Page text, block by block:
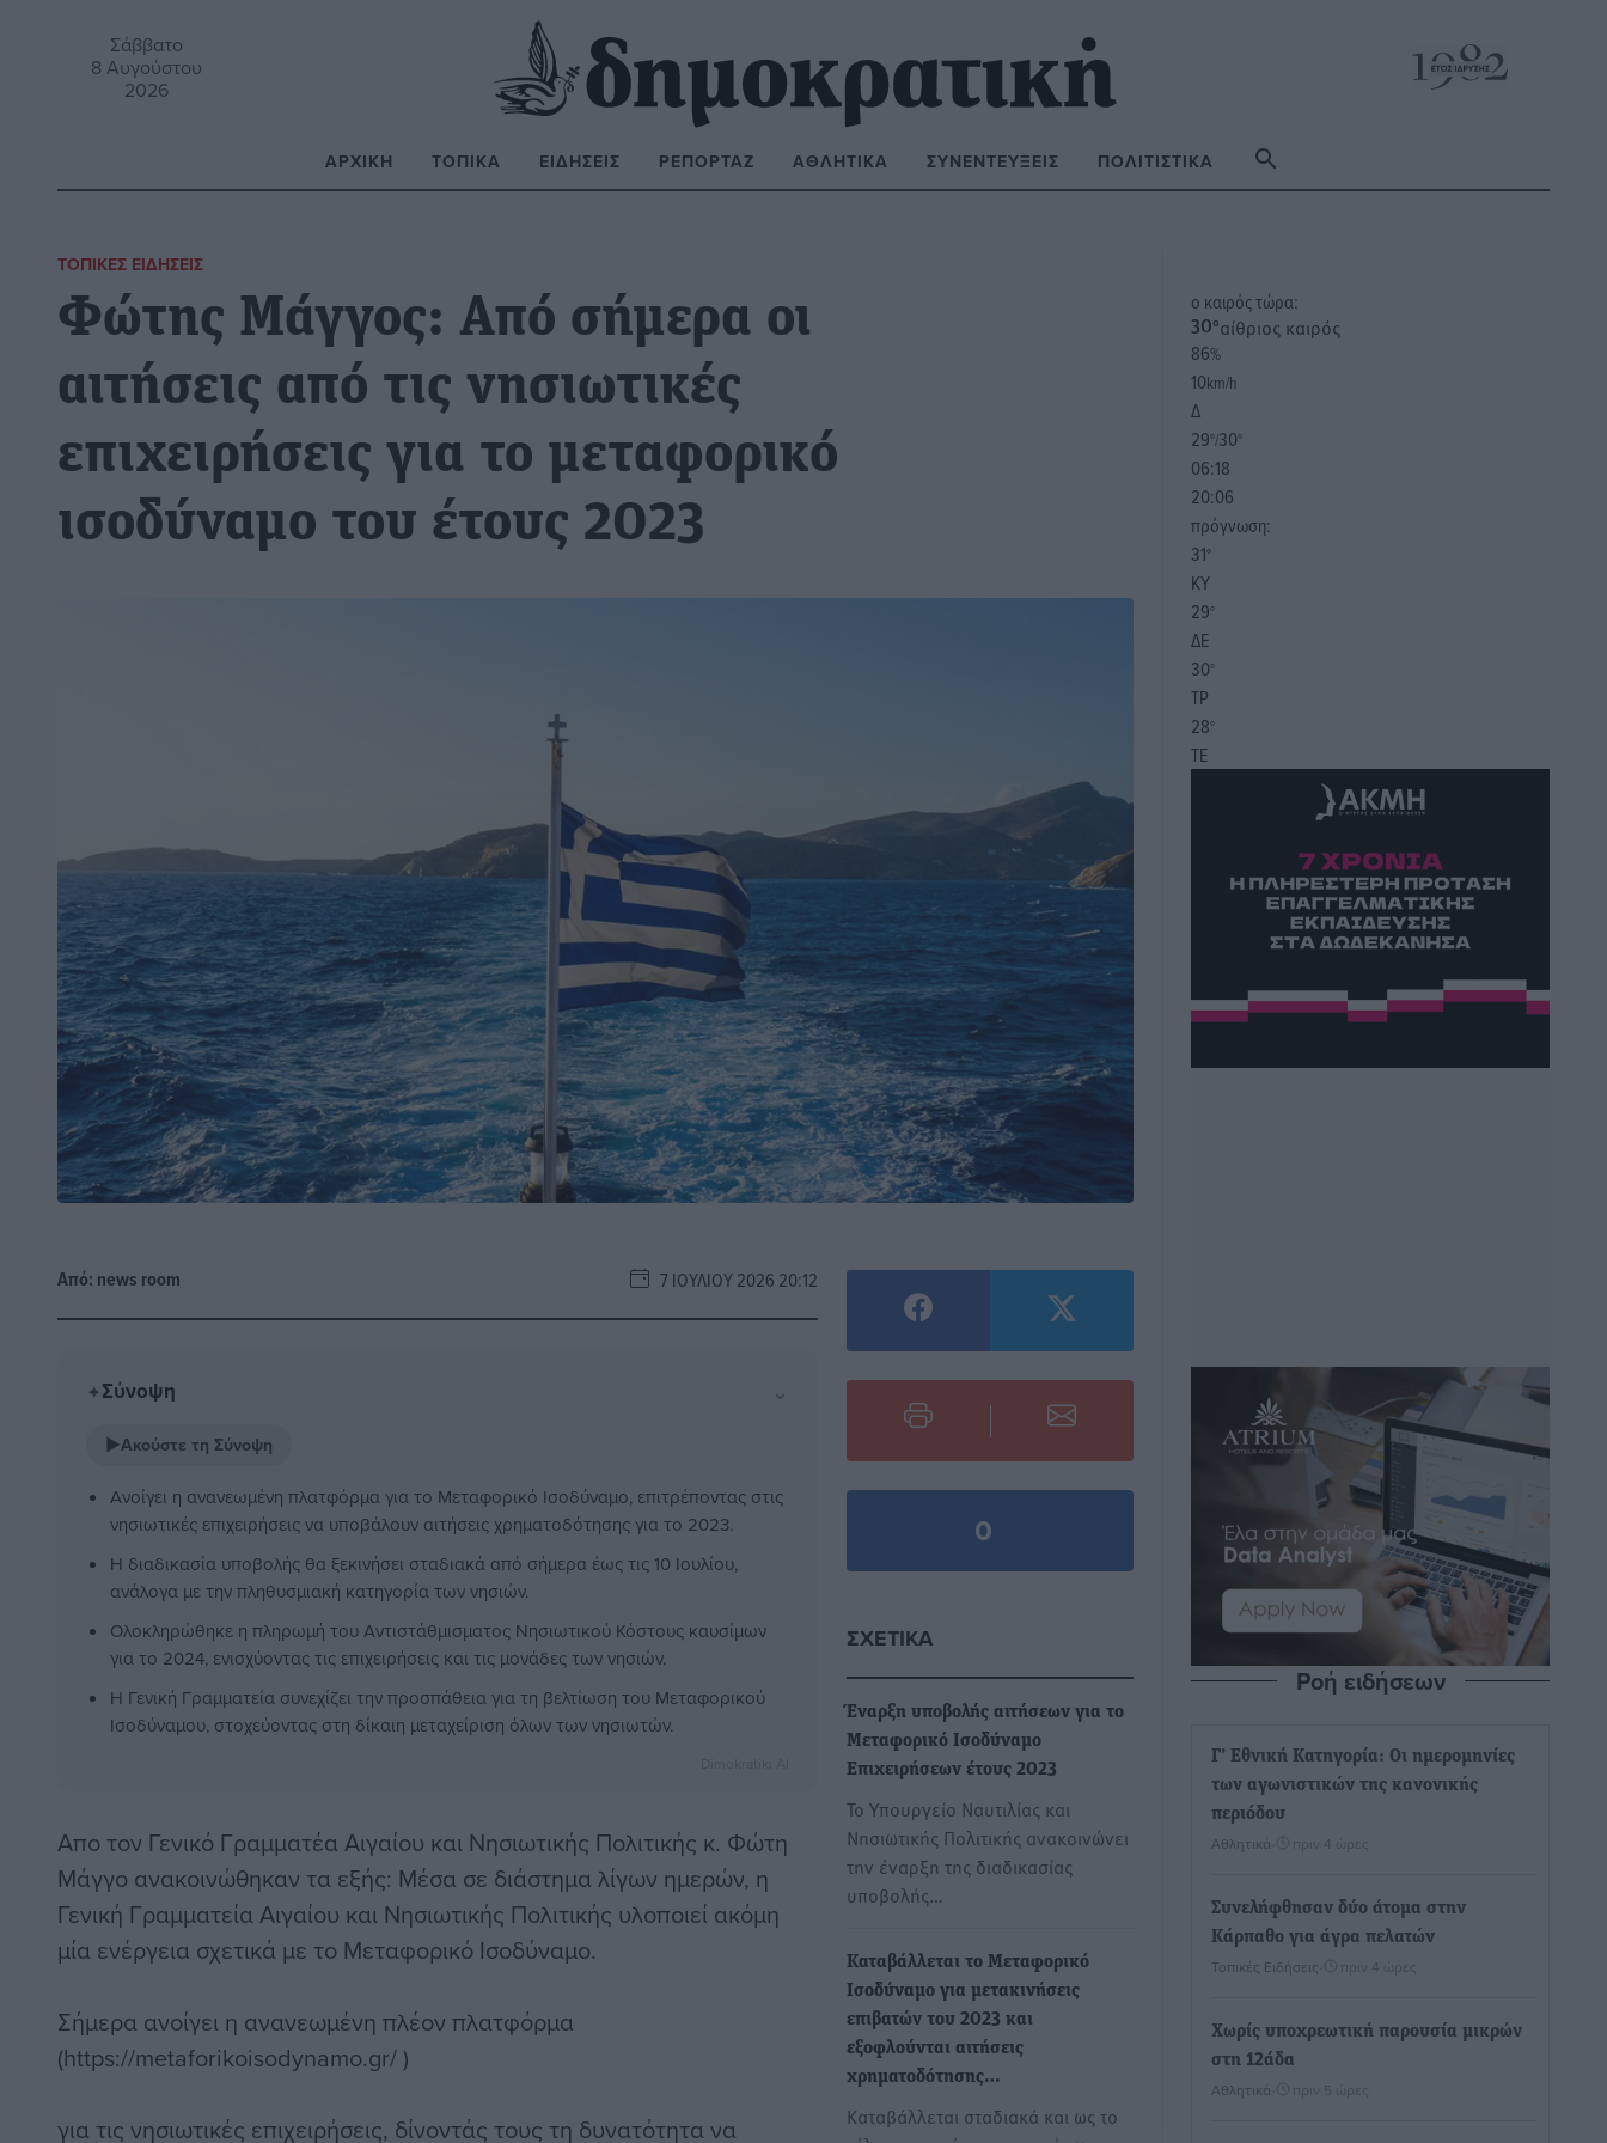
Σάββατο
8 Αυγούστου
2026
ΑΡΧΙΚΉ ΤΟΠΙΚΆ ΕΙΔΉΣΕΙΣ ΡΕΠΟΡΤΆΖ ΑΘΛΗΤΙΚΆ ΣΥΝΕΝΤΕΎΞΕΙΣ ΠΟΛΙΤΙΣΤΙΚΆ
ΤΟΠΙΚΈΣ ΕΙΔΉΣΕΙΣ
Φώτης Μάγγος: Από σήμερα οι
αιτήσεις από τις νησιωτικές
επιχειρήσεις για το μεταφορικό
ισοδύναμο του έτους 2023
Από: news room 7 ΙΟΥΛΊΟΥ 2026 20:12
✦Σύνοψη ⌄
▶Ακούστε τη Σύνοψη
Ανοίγει η ανανεωμένη πλατφόρμα για το Μεταφορικό Ισοδύναμο, επιτρέποντας στις
νησιωτικές επιχειρήσεις να υποβάλουν αιτήσεις χρηματοδότησης για το 2023.
Η διαδικασία υποβολής θα ξεκινήσει σταδιακά από σήμερα έως τις 10 Ιουλίου,
ανάλογα με την πληθυσμιακή κατηγορία των νησιών.
Ολοκληρώθηκε η πληρωμή του Αντιστάθμισματος Νησιωτικού Κόστους καυσίμων
για το 2024, ενισχύοντας τις επιχειρήσεις και τις μονάδες των νησιών.
Η Γενική Γραμματεία συνεχίζει την προσπάθεια για τη βελτίωση του Μεταφορικού
Ισοδύναμου, στοχεύοντας στη δίκαιη μεταχείριση όλων των νησιωτών.
Απο τον Γενικό Γραμματέα Αιγαίου και Νησιωτικής Πολιτικής κ. Φώτη
Μάγγο ανακοινώθηκαν τα εξής: Μέσα σε διάστημα λίγων ημερών, η
Γενική Γραμματεία Αιγαίου και Νησιωτικής Πολιτικής υλοποιεί ακόμη
μία ενέργεια σχετικά με το Μεταφορικό Ισοδύναμο.
Σήμερα ανοίγει η ανανεωμένη πλέον πλατφόρμα
(https://metaforikoisodynamo.gr/ )
για τις νησιωτικές επιχειρήσεις, δίνοντάς τους τη δυνατότητα να
0
ΣΧΕΤΙΚΆ
Έναρξη υποβολής αιτήσεων για το
Μεταφορικό Ισοδύναμο
Επιχειρήσεων έτους 2023
Το Υπουργείο Ναυτιλίας και
Νησιωτικής Πολιτικής ανακοινώνει
την έναρξη της διαδικασίας
υποβολής…
Καταβάλλεται το Μεταφορικό
Ισοδύναμο για μετακινήσεις
επιβατών του 2023 και
εξοφλούνται αιτήσεις
χρηματοδότησης…
Καταβάλλεται σταδιακά και ως το
o καιρός τώρα:
30°αίθριος καιρός
86%
10km/h
Δ
29°/30°
06:18
20:06
πρόγνωση:
31°
ΚΥ
29°
ΔΕ
30°
ΤΡ
28°
ΤΕ
Ροή ειδήσεων
Γ’ Εθνική Κατηγορία: Οι ημερομηνίες
των αγωνιστικών της κανονικής
περιόδου
Αθλητικά πριν 4 ώρες
Συνελήφθησαν δύο άτομα στην
Κάρπαθο για άγρα πελατών
Τοπικές Ειδήσεις πριν 4 ώρες
Χωρίς υποχρεωτική παρουσία μικρών
στη 12άδα
Αθλητικά πριν 5 ώρες